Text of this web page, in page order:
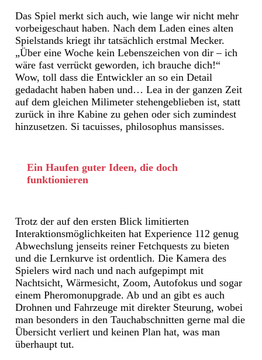
Das Spiel merkt sich auch, wie lange wir nicht mehr
vorbeigeschaut haben. Nach dem Laden eines alten
Spielstands kriegt ihr tatsächlich erstmal Mecker.
„Über eine Woche kein Lebenszeichen von dir – ich
wäre fast verrückt geworden, ich brauche dich!“
Wow, toll dass die Entwickler an so ein Detail
gedadacht haben haben und… Lea in der ganzen Zeit
auf dem gleichen Milimeter stehengeblieben ist, statt
zurück in ihre Kabine zu gehen oder sich zumindest
hinzusetzen. Si tacuisses, philosophus mansisses.
Ein Haufen guter Ideen, die doch
funktionieren
Trotz der auf den ersten Blick limitierten
Interaktionsmöglichkeiten hat Experience 112 genug
Abwechslung jenseits reiner Fetchquests zu bieten
und die Lernkurve ist ordentlich. Die Kamera des
Spielers wird nach und nach aufgepimpt mit
Nachtsicht, Wärmesicht, Zoom, Autofokus und sogar
einem Pheromonupgrade. Ab und an gibt es auch
Drohnen und Fahrzeuge mit direkter Steurung, wobei
man besonders in den Tauchabschnitten gerne mal die
Übersicht verliert und keinen Plan hat, was man
überhaupt tut.